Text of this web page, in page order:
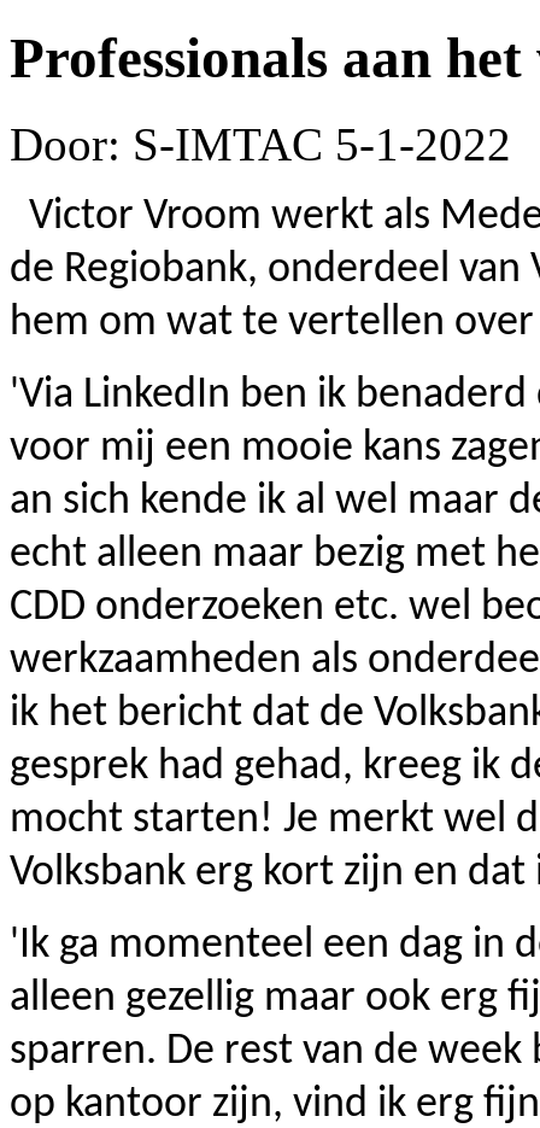
Professionals aan
Door: S-IMTAC 5-1-2022
Victor Vroom werkt als
de Regiobank, onderdeel van
hem om wat te vertellen
'Via LinkedIn ben ik
voor mij een mooie kans
an sich kende ik al wel maar
echt alleen maar bezig met
CDD onderzoeken etc. wel
werkzaamheden als
ik het bericht dat de
gesprek had gehad, kreeg ik
mocht starten! Je merkt wel
Volksbank erg kort zijn en
'Ik ga momenteel een dag in
alleen gezellig maar ook erg
sparren. De rest van de
op kantoor zijn, vind ik erg